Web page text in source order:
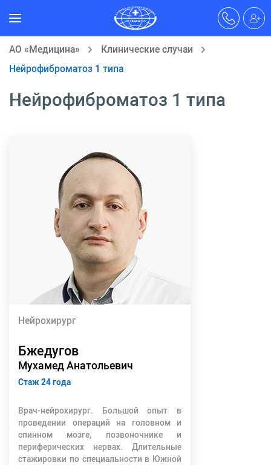
АО «Медицина»
Клинические случаи
Нейрофиброматоз 1 типа
Нейрофиброматоз 1 типа
Нейрохирург
Бжедугов
Мухамед Анатольевич
Стаж 24 года
Врач-нейрохирург. Большой опыт в
проведении операций на головном и
спинном мозге, позвоночнике и
периферических нервах. Длительные
стажировки по специальности в Южной